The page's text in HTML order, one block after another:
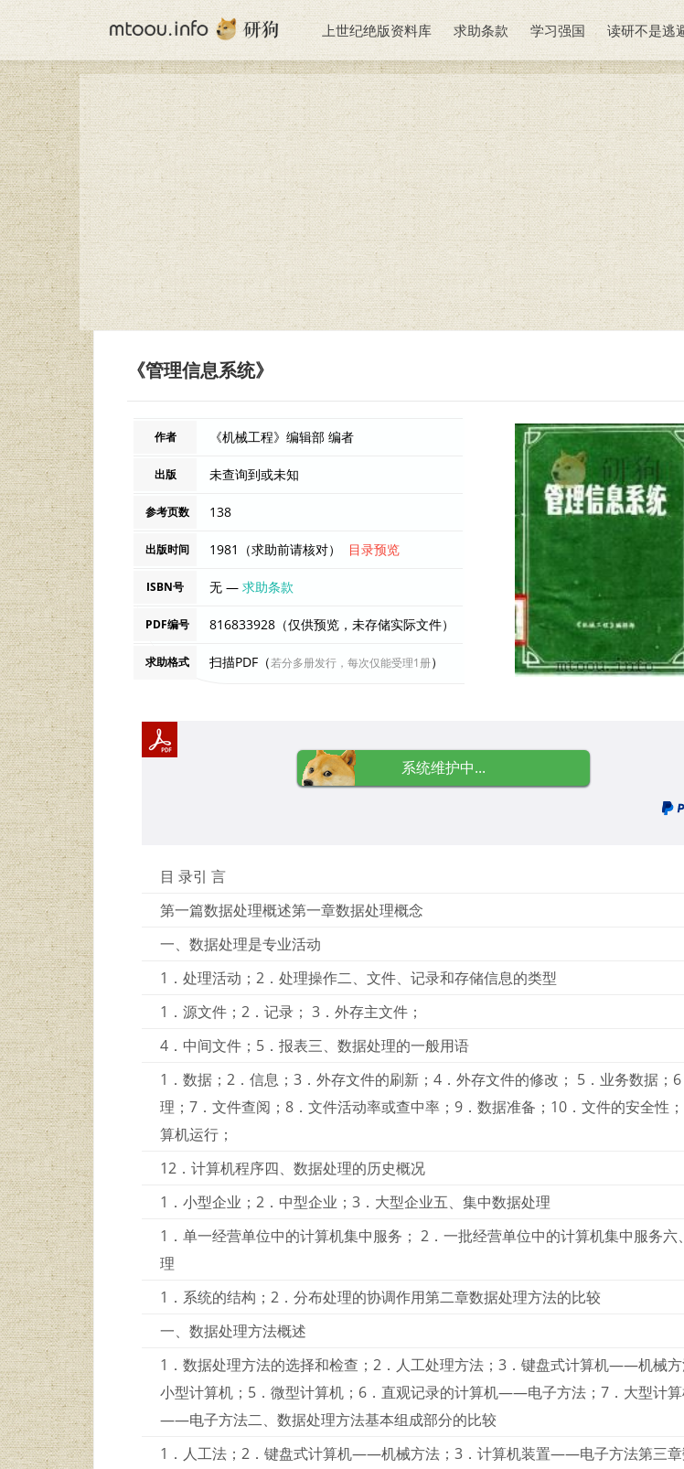
上世纪绝版资料库 求助条款 学习强国 读研不是逃
《管理信息系统》
作者 《机械工程》编辑部 编者
出版 未查询到或未知
参考页数 138
出版时间 1981（求助前请核对） 目录预览
ISBN号 无 —求助条款
PDF编号 816833928（仅供预览，未存储实际文件）
求助格式 扫描PDF（若分多册发行，每次仅能受理1册）
系统维护中...
目 录引 言
第一篇数据处理概述第一章数据处理概念
一、数据处理是专业活动
1．处理活动；2．处理操作二、文件、记录和存储信息的类型
1．源文件；2．记录； 3．外存主文件；
4．中间文件；5．报表三、数据处理的一般用语
1．数据；2．信息；3．外存文件的刷新；4．外存文件的修改； 5．业务数据；
理；7．文件查阅；8．文件活动率或查中率；9．数据准备；10．文件的安全性
算机运行；
12．计算机程序四、数据处理的历史概况
1．小型企业；2．中型企业；3．大型企业五、集中数据处理
1．单一经营单位中的计算机集中服务； 2．一批经营单位中的计算机集中服务六
理
1．系统的结构；2．分布处理的协调作用第二章数据处理方法的比较
一、数据处理方法概述
1．数据处理方法的选择和检查；2．人工处理方法；3．键盘式计算机——机械方
小型计算机；5．微型计算机；6．直观记录的计算机——电子方法；7．大型计
——电子方法二、数据处理方法基本组成部分的比较
1．人工法；2．键盘式计算机——机械方法；3．计算机装置——电子方法第三章